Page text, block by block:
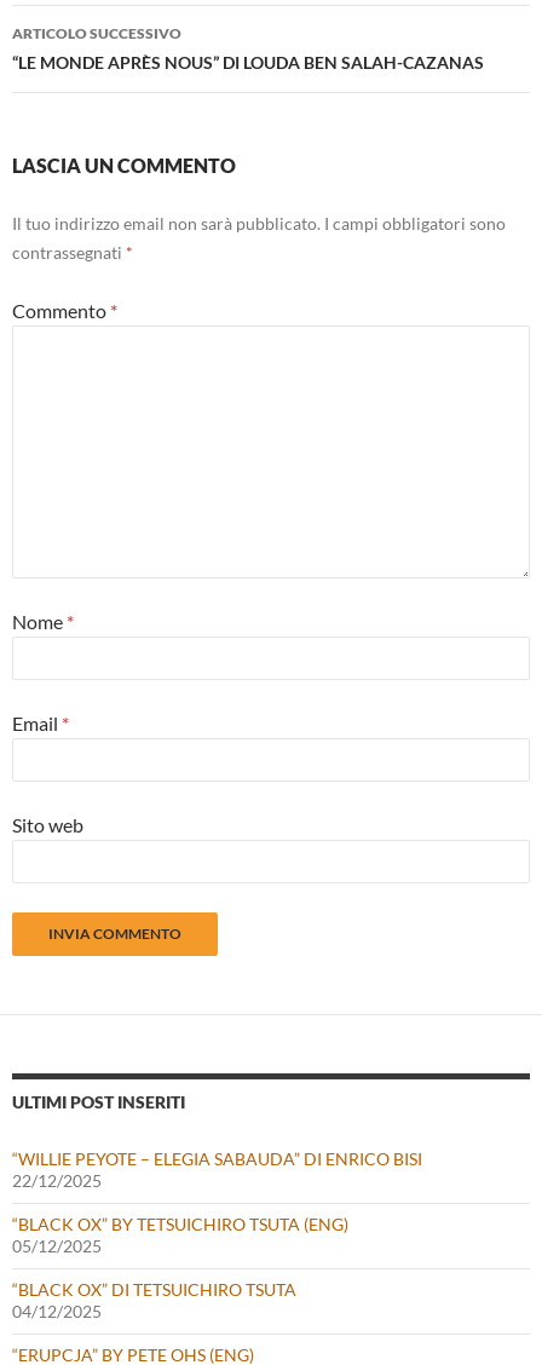
ARTICOLO SUCCESSIVO
“LE MONDE APRÈS NOUS” DI LOUDA BEN SALAH-CAZANAS
LASCIA UN COMMENTO
Il tuo indirizzo email non sarà pubblicato. I campi obbligatori sono
contrassegnati *
Commento *
Nome *
Email *
Sito web
ULTIMI POST INSERITI
“WILLIE PEYOTE – ELEGIA SABAUDA” DI ENRICO BISI
22/12/2025
“BLACK OX” BY TETSUICHIRO TSUTA (ENG)
05/12/2025
“BLACK OX” DI TETSUICHIRO TSUTA
04/12/2025
“ERUPCJA” BY PETE OHS (ENG)